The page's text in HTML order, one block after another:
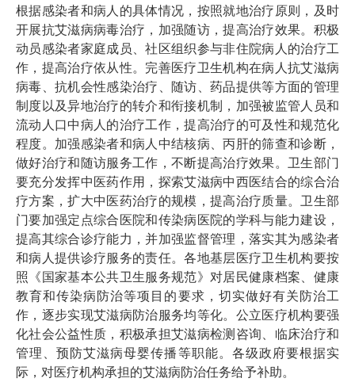
根据感染者和病人的具体情况，按照就地治疗原则，及时
开展抗艾滋病病毒治疗，加强随访，提高治疗效果。积极
动员感染者家庭成员、社区组织参与非住院病人的治疗工
作，提高治疗依从性。完善医疗卫生机构在病人抗艾滋病
病毒、抗机会性感染治疗、随访、药品提供等方面的管理
制度以及异地治疗的转介和衔接机制，加强被监管人员和
流动人口中病人的治疗工作，提高治疗的可及性和规范化
程度。加强感染者和病人中结核病、丙肝的筛查和诊断，
做好治疗和随访服务工作，不断提高治疗效果。卫生部门
要充分发挥中医药作用，探索艾滋病中西医结合的综合治
疗方案，扩大中医药治疗的规模，提高治疗质量。卫生部
门要加强定点综合医院和传染病医院的学科与能力建设，
提高其综合诊疗能力，并加强监督管理，落实其为感染者
和病人提供诊疗服务的责任。各地基层医疗卫生机构要按
照《国家基本公共卫生服务规范》对居民健康档案、健康
教育和传染病防治等项目的要求，切实做好有关防治工
作，逐步实现艾滋病防治服务均等化。公立医疗机构要强
化社会公益性质，积极承担艾滋病检测咨询、临床治疗和
管理、预防艾滋病母婴传播等职能。各级政府要根据实
际，对医疗机构承担的艾滋病防治任务给予补助。